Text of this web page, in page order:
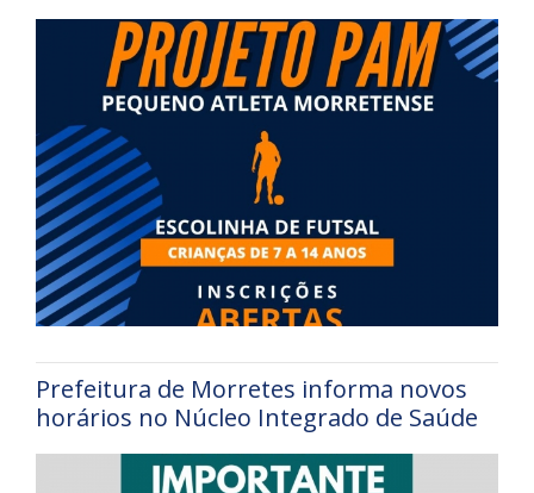
Prefeitura de Morretes informa novos
horários no Núcleo Integrado de Saúde